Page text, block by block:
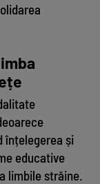
înțelegerea și
educative
limbile străine.